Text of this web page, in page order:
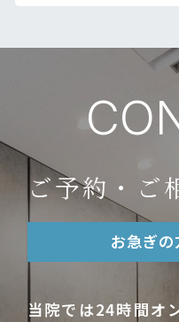
ご予約・ご
お急ぎの
当院では24時間オ